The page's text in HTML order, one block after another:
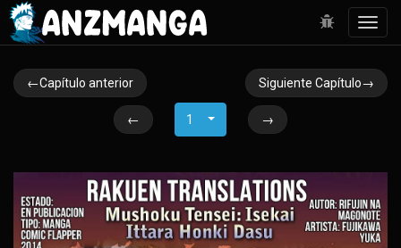
←Capítulo anterior Siguiente Capítulo→
← 1 →